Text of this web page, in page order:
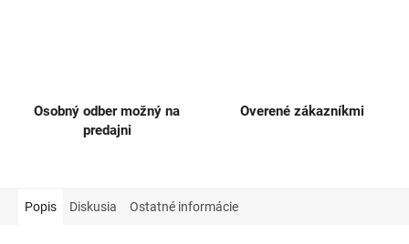
Osobný odber možný na
predajni
Overené zákazníkmi
Popis Diskusia Ostatné informácie